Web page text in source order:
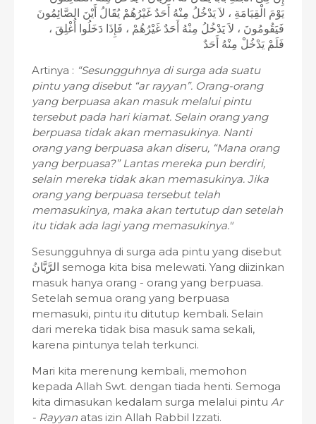
يَوْمَ الْقِيَامَةِ ، لاَ يَدْخُلُ مِنْهُ أَحَدٌ غَيْرُهُمْ يُقَالُ أَيْنَ الصَّائِمُونَ
فَيَقُومُونَ ، لاَ يَدْخُلُ مِنْهُ أَحَدٌ غَيْرُهُمْ ، فَإِذَا دَخَلُوا أُغْلِقَ ،
فَلَمْ يَدْخُلْ مِنْهُ أَحَدٌ
Artinya : “Sesungguhnya di surga ada suatu
pintu yang disebut “ar rayyan”. Orang-orang
yang berpuasa akan masuk melalui pintu
tersebut pada hari kiamat. Selain orang yang
berpuasa tidak akan memasukinya. Nanti
orang yang berpuasa akan diseru, “Mana orang
yang berpuasa?” Lantas mereka pun berdiri,
selain mereka tidak akan memasukinya. Jika
orang yang berpuasa tersebut telah
memasukinya, maka akan tertutup dan setelah
itu tidak ada lagi yang memasukinya."
Sesungguhnya di surga ada pintu yang disebut
الرَّيَّانُ semoga kita bisa melewati. Yang diizinkan
masuk hanya orang - orang yang berpuasa.
Setelah semua orang yang berpuasa
memasuki, pintu itu ditutup kembali. Selain
dari mereka tidak bisa masuk sama sekali,
karena pintunya telah terkunci.
Mari kita merenung kembali, memohon
kepada Allah Swt. dengan tiada henti. Semoga
kita dimasukan kedalam surga melalui pintu Ar
- Rayyan atas izin Allah Rabbil Izzati.